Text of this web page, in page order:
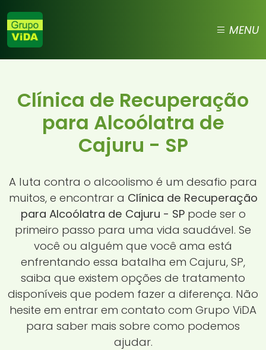
MENU
Clínica de Recuperação
para Alcoólatra de
Cajuru - SP
A luta contra o alcoolismo é um desafio para
muitos, e encontrar a Clínica de Recuperação
para Alcoólatra de Cajuru - SPpode ser o
primeiro passo para uma vida saudável. Se
você ou alguém que você ama está
enfrentando essa batalha em Cajuru, SP,
saiba que existem opções de tratamento
disponíveis que podem fazer a diferença. Não
hesite em entrar em contato com Grupo ViDA
para saber mais sobre como podemos
ajudar.